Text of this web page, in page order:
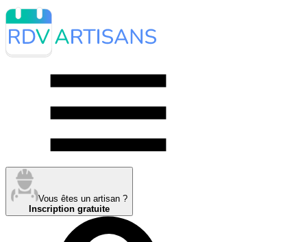
Vous êtes un artisan ?
Inscription gratuite